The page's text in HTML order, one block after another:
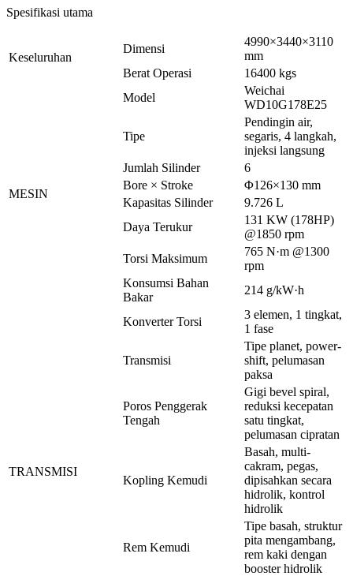
Spesifikasi utama
Keseluruhan
Dimensi
4990×3440×3110
mm
Berat Operasi
16400 kgs
MESIN
Model
Weichai
WD10G178E25
Tipe
Pendingin air,
segaris, 4 langkah,
injeksi langsung
Jumlah Silinder
6
Bore × Stroke
Φ126×130 mm
Kapasitas Silinder
9.726 L
Daya Terukur
131 KW (178HP)
@1850 rpm
Torsi Maksimum
765 N·m @1300
rpm
Konsumsi Bahan
Bakar
214 g/kW·h
TRANSMISI
Konverter Torsi
3 elemen, 1 tingkat,
1 fase
Transmisi
Tipe planet, power-
shift, pelumasan
paksa
Poros Penggerak
Tengah
Gigi bevel spiral,
reduksi kecepatan
satu tingkat,
pelumasan cipratan
Kopling Kemudi
Basah, multi-
cakram, pegas,
dipisahkan secara
hidrolik, kontrol
hidrolik
Rem Kemudi
Tipe basah, struktur
pita mengambang,
rem kaki dengan
booster hidrolik